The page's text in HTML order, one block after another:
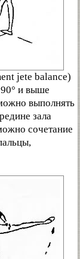
jete balance)
и выше
выполнять
зала
сочетание